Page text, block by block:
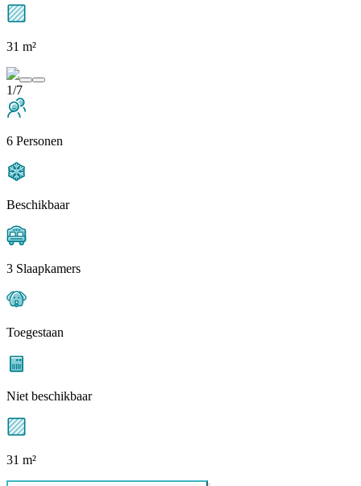
31 m²
1/7
6 Personen
Beschikbaar
3 Slaapkamers
Toegestaan
Niet beschikbaar
31 m²